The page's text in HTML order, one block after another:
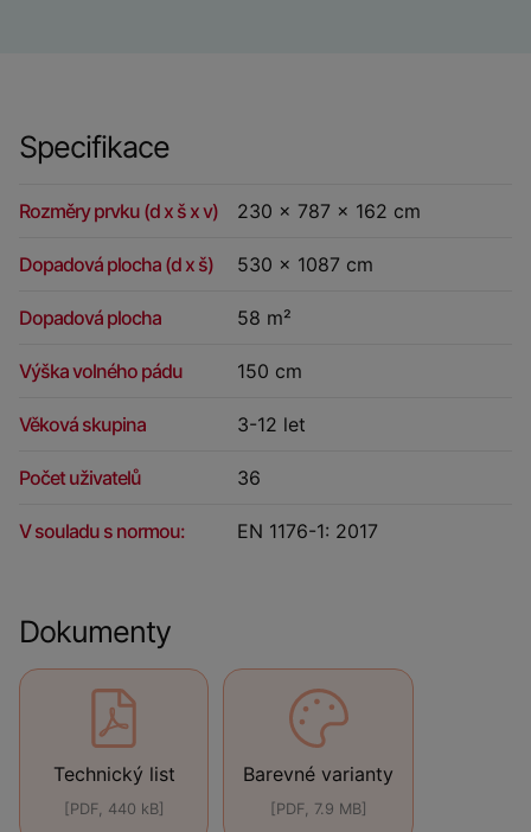
Specifikace
Rozměry prvku (d x š x v) 230 x 787 x 162 cm
Dopadová plocha (d x š) 530 x 1087 cm
Dopadová plocha 58 m²
Výška volného pádu 150 cm
Věková skupina 3-12 let
Počet uživatelů 36
V souladu s normou: EN 1176-1: 2017
Dokumenty
Technický list
[PDF, 440 kB]
Barevné varianty
[PDF, 7.9 MB]